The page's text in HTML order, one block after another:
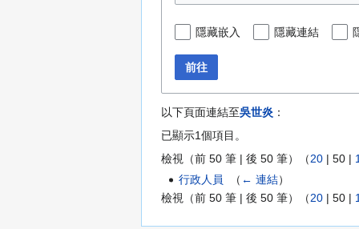
隱藏嵌入 隱藏連結
前往
以下頁面連結至吳世炎 ：
已顯示1個項目。
檢視（前 50 筆 | 後 50 筆）（20 | 50 |
行政人員
（ ← 連結）
檢視（前 50 筆 | 後 50 筆）（20 | 50 |